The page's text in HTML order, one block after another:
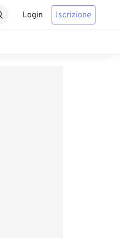
Login Iscrizione